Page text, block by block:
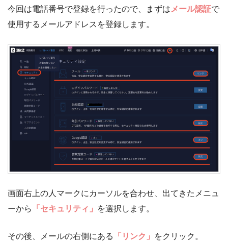
今回は電話番号で登録を行ったので、まずは メール認証で
使用するメールアドレスを登録します。
画面右上の人マークにカーソルを合わせ、出てきたメニュ
ーから
「セキュリティ」 を選択します。
その後、メールの右側にある 「リンク」 をクリック。